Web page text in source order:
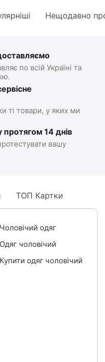
Нещодавно
по всій Україні та
ті товари, у яких ми
14 днів
вашу
ТОП Картки
Чоловічий одяг
Одяг чоловічий
Купити одяг чоловічий